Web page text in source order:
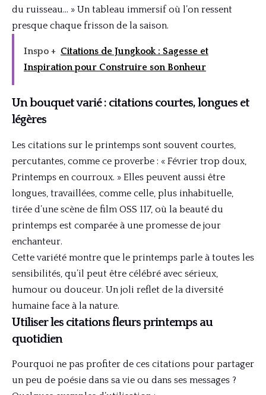
du ruisseau… » Un tableau immersif où l’on ressent
presque chaque frisson de la saison.
Inspo + Citations de Jungkook : Sagesse et
Inspiration pour Construire son Bonheur
Un bouquet varié : citations courtes, longues et
légères
Les citations sur le printemps sont souvent courtes,
percutantes, comme ce proverbe : « Février trop doux,
Printemps en courroux. » Elles peuvent aussi être
longues, travaillées, comme celle, plus inhabituelle,
tirée d’une scène de film OSS 117, où la beauté du
printemps est comparée à une promesse de jour
enchanteur.
Cette variété montre que le printemps parle à toutes les
sensibilités, qu’il peut être célébré avec sérieux,
humour ou douceur. Un joli reflet de la diversité
humaine face à la nature.
Utiliser les citations fleurs printemps au
quotidien
Pourquoi ne pas profiter de ces citations pour partager
un peu de poésie dans sa vie ou dans ses messages ?